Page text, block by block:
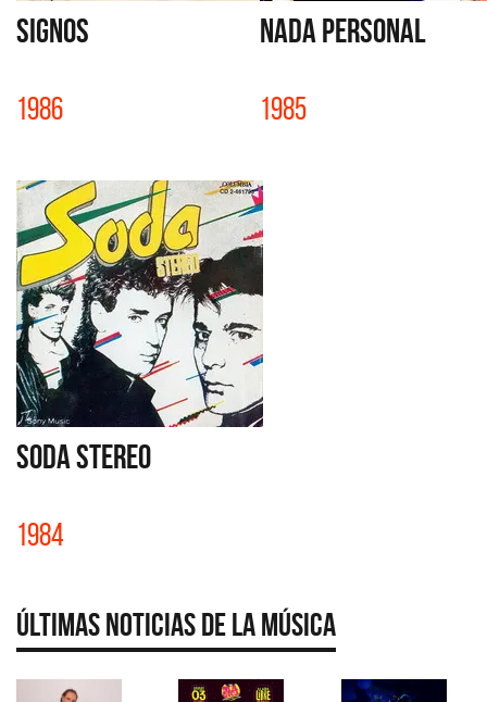
SIGNOS
1986
NADA PERSONAL
1985
SODA STEREO
1984
Últimas Noticias de la Música